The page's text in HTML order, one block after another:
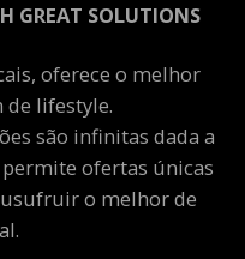
GREAT SOLUTIONS
oferece o melhor
lifestyle.
são infinitas dada a
ofertas únicas
o melhor de